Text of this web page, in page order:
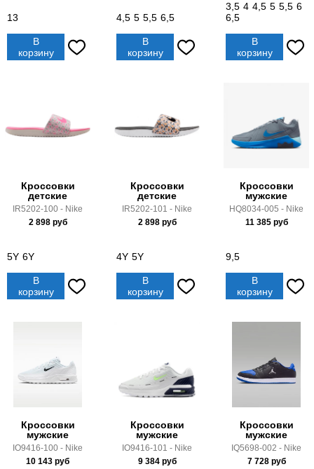
13
В
корзину
4,5 5 5,5 6,5
В
корзину
3,5 4 4,5 5 5,5 6
6,5
В
корзину
Кроссовки
детские
IR5202-100 - Nike
2 898руб
5Y 6Y
В
корзину
Кроссовки
детские
IR5202-101 - Nike
2 898руб
4Y 5Y
В
корзину
Кроссовки
мужские
HQ8034-005 - Nike
11 385руб
9,5
В
корзину
Кроссовки
мужские
IO9416-100 - Nike
10 143 руб
Кроссовки
мужские
IO9416-101 - Nike
9 384руб
Кроссовки
мужские
IQ5698-002 - Nike
7 728руб